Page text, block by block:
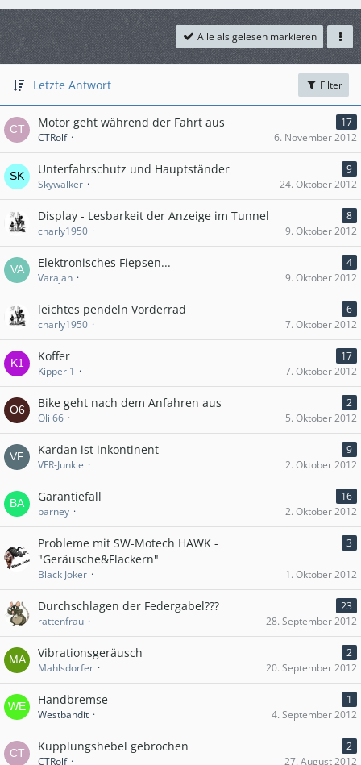
Alle als gelesen markieren
Letzte Antwort Filter
Motor geht während der Fahrt aus
17
CTRolf
6. November 2012
Unterfahrschutz und Hauptständer
9
Skywalker
24. Oktober 2012
Display - Lesbarkeit der Anzeige im Tunnel
8
charly1950
9. Oktober 2012
Elektronisches Fiepsen...
4
Varajan
9. Oktober 2012
leichtes pendeln Vorderrad
6
charly1950
7. Oktober 2012
Koffer
17
Kipper 1
7. Oktober 2012
Bike geht nach dem Anfahren aus
2
Oli 66
5. Oktober 2012
Kardan ist inkontinent
9
VFR-Junkie
2. Oktober 2012
Garantiefall
16
barney
2. Oktober 2012
Probleme mit SW-Motech HAWK -
"Geräusche&Flackern"
3
Black Joker 1. Oktober 2012
Durchschlagen der Federgabel???
23
rattenfrau
28. September 2012
Vibrationsgeräusch
2
Mahlsdorfer
20. September 2012
Handbremse
1
Westbandit
4. September 2012
Kupplungshebel gebrochen
2
CTRolf
27. August 2012